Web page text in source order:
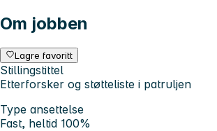
Om jobben
Lagre favoritt
Stillingstittel
Etterforsker og støtteliste i patruljen
Type ansettelse
Fast, heltid 100%